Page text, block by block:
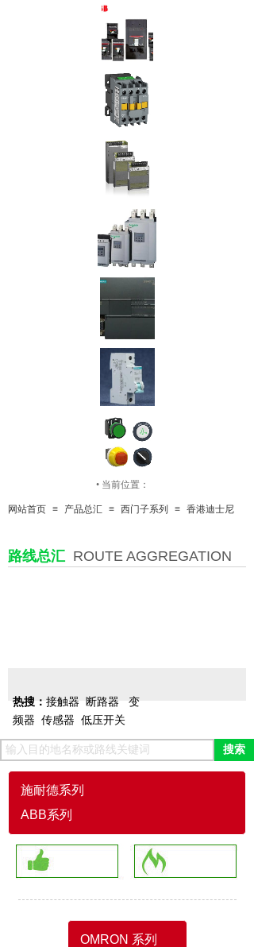
• 当前位置：
网站首页 ≡ 产品总汇 ≡ 西门子系列 ≡ 香港迪士尼
路线总汇 ROUTE AGGREGATION
热搜： 接触器 断路器
变
频器 传感器 低压开关
搜索
施耐德系列
ABB系列
OMRON 系列